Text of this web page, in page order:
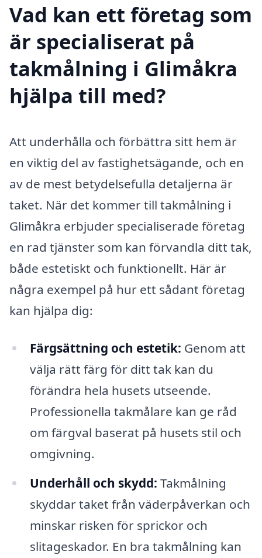
Vad kan ett företag som
är specialiserat på
takmålning i Glimåkra
hjälpa till med?
Att underhålla och förbättra sitt hem är
en viktig del av fastighetsägande, och en
av de mest betydelsefulla detaljerna är
taket. När det kommer till takmålning i
Glimåkra erbjuder specialiserade företag
en rad tjänster som kan förvandla ditt tak,
både estetiskt och funktionellt. Här är
några exempel på hur ett sådant företag
kan hjälpa dig:
Färgsättning och estetik: Genom att
välja rätt färg för ditt tak kan du
förändra hela husets utseende.
Professionella takmålare kan ge råd
om färgval baserat på husets stil och
omgivning.
Underhåll och skydd: Takmålning
skyddar taket från väderpåverkan och
minskar risken för sprickor och
slitageskador. En bra takmålning kan